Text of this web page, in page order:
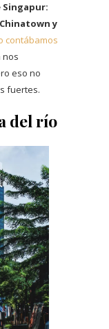
Singapur:
y
contábamos
nos
eso no
fuertes.
del río